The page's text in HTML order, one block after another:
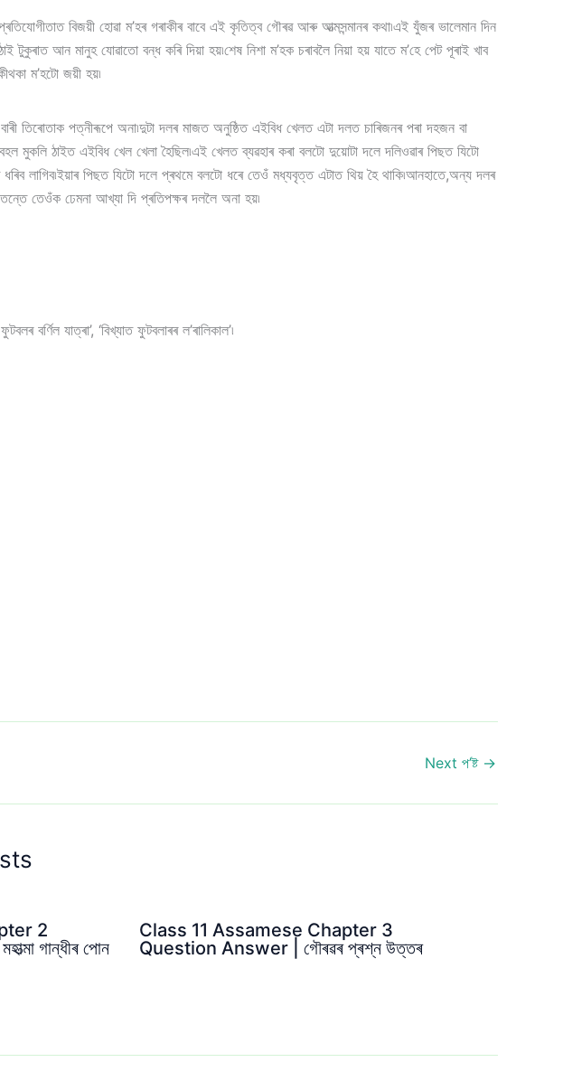
বিজয়ী হোৱা ম’হৰ গৰাকীৰ বাবে এই কৃতিত্ব গৌৰৱ আৰু আত্মসন্মানৰ কথা৷এই যুঁজৰ ভালেমান দিন
আন মানুহ যোৱাতো বন্ধ কৰি দিয়া হয়৷শেষ নিশা ম’হক চৰাবলৈ নিয়া হয় যাতে ম’হে পেট পূৰাই খাব
ম’হটো জয়ী হয়৷
তিৰোতাক পত্নীৰূপে অনা৷দুটা দলৰ মাজত অনুষ্ঠিত এইবিধ খেলত এটা দলত চাৰিজনৰ পৰা দহজন বা
মুকলি ঠাইত এইবিধ খেল খেলা হৈছিল৷এই খেলত ব্যৱহাৰ কৰা বলটো দুয়োটা দলে দলিওৱাৰ পিছত যিটো
লাগিব৷ইয়াৰ পিছত যিটো দলে প্ৰথমে বলটো ধৰে তেওঁ মধ্যবৃত্ত এটাত থিয় হৈ থাকি৷আনহাতে,অন্য দলৰ
তেওঁক ঢেমনা আখ্যা দি প্ৰতিপক্ষৰ দললৈ অনা হয়৷
যাত্ৰা’, ‘বিখ্যাত ফুটবলাৰৰ ল’ৰালিকাল’৷
Next প’ষ্ট →
2
গান্ধীৰ পোন
Class 11 Assamese Chapter 3
Question Answer | গৌৰৱৰ প্ৰশ্ন উত্তৰ